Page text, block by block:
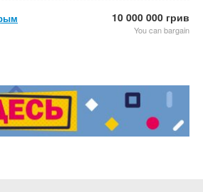
10 000 000 грив
You can bargain